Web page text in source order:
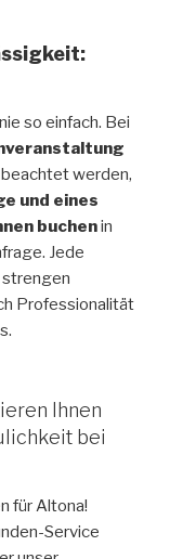
so einfach. Bei
werden,
und eines
buchenin
Jede
strengen
Professionalität
Ihnen
bei
für Altona!
Service